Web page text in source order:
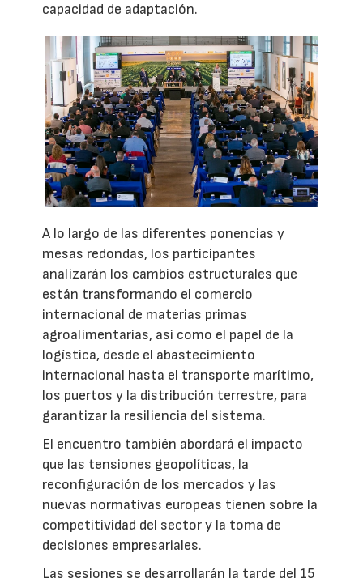
capacidad de adaptación.
A lo largo de las diferentes ponencias y
mesas redondas, los participantes
analizarán los cambios estructurales que
están transformando el comercio
internacional de materias primas
agroalimentarias, así como el papel de la
logística, desde el abastecimiento
internacional hasta el transporte marítimo,
los puertos y la distribución terrestre, para
garantizar la resiliencia del sistema.
El encuentro también abordará el impacto
que las tensiones geopolíticas, la
reconfiguración de los mercados y las
nuevas normativas europeas tienen sobre la
competitividad del sector y la toma de
decisiones empresariales.
Las sesiones se desarrollarán la tarde del 15